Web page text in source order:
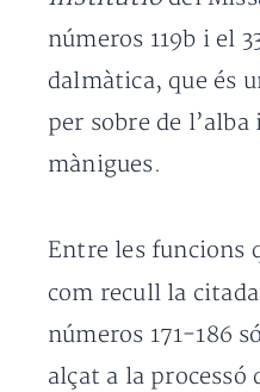
números 119b i el
dalmàtica, que és
per sobre de
mànigues.
Entre les funcions
com recull la citada
números 171-186
alçat a la processó